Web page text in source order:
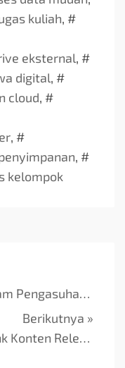
kuliah, #
eksternal, #
digital, #
cloud, #
, #
, #
kelompok
Mengatasi Stres Lansia dalam Pengasuhan Kesehatan
Berikutnya »
Mengenal Profil Backlink Konten Relevan